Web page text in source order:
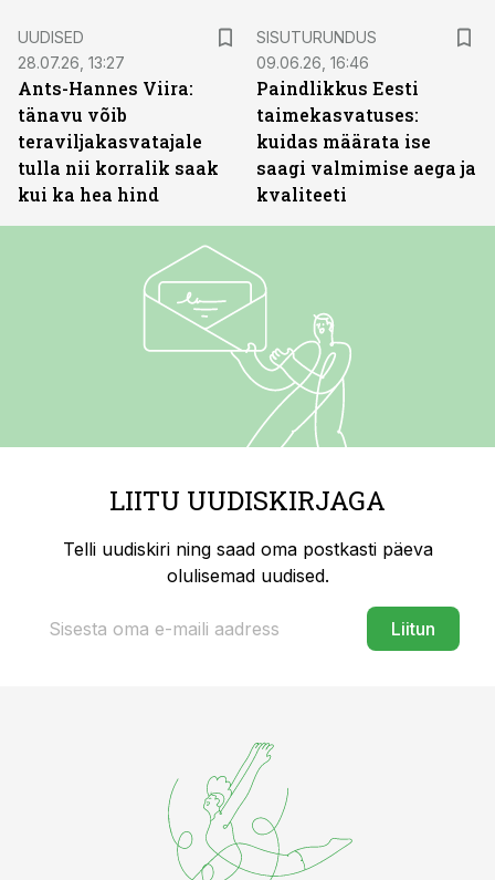
UUDISED
28.07.26, 13:27
Ants-Hannes Viira:
tänavu võib
teraviljakasvatajale
tulla nii korralik saak
kui ka hea hind
SISUTURUNDUS
09.06.26, 16:46
Paindlikkus Eesti
taimekasvatuses:
kuidas määrata ise
saagi valmimise aega ja
kvaliteeti
LIITU UUDISKIRJAGA
Telli uudiskiri ning saad oma postkasti päeva
olulisemad uudised.
Liitun